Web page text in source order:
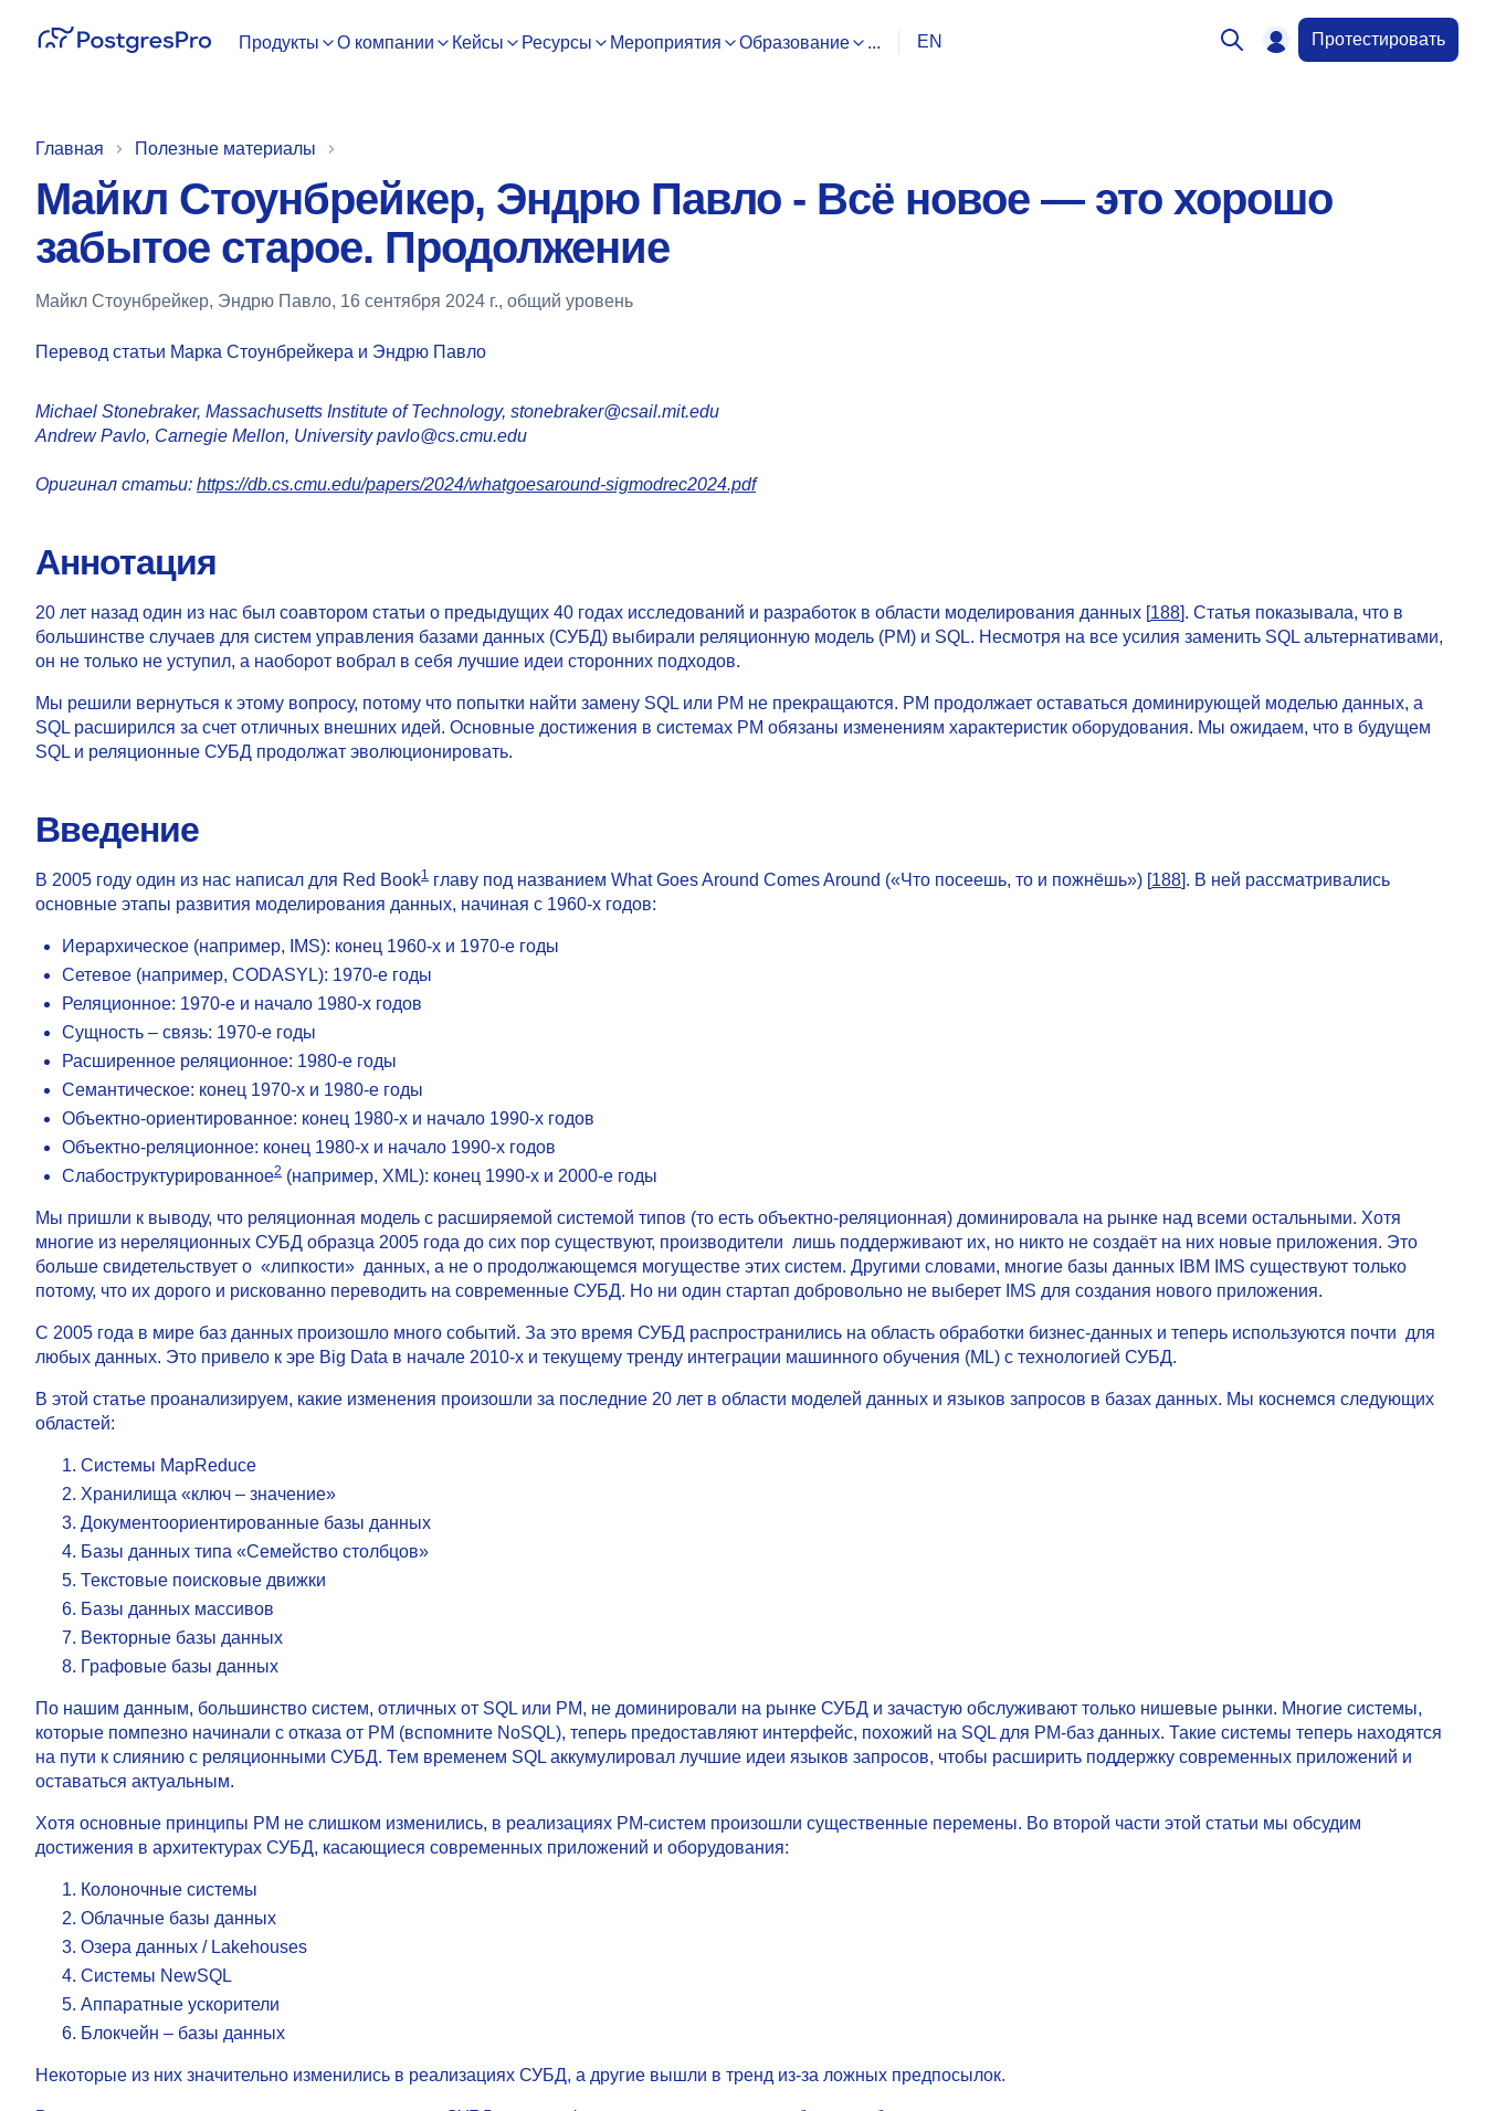
Продукты О компании Кейсы Ресурсы Мероприятия Образование ... EN Протестировать
Главная Полезные материалы
Майкл Стоунбрейкер, Эндрю Павло - Всё новое — это хорошо
забытое старое. Продолжение
Майкл Стоунбрейкер, Эндрю Павло, 16 сентября 2024 г., общий уровень
Перевод статьи Марка Стоунбрейкера и Эндрю Павло
Michael Stonebraker, Massachusetts Institute of Technology, stonebraker@csail.mit.edu
Andrew Pavlo, Carnegie Mellon, University pavlo@cs.cmu.edu
Оригинал статьи: https://db.cs.cmu.edu/papers/2024/whatgoesaround-sigmodrec2024.pdf
Аннотация
20 лет назад один из нас был соавтором статьи о предыдущих 40 годах исследований и разработок в области моделирования данных [188]. Статья показывала, что в
большинстве случаев для систем управления базами данных (СУБД) выбирали реляционную модель (РМ) и SQL. Несмотря на все усилия заменить SQL альтернативами,
он не только не уступил, а наоборот вобрал в себя лучшие идеи сторонних подходов.
Мы решили вернуться к этому вопросу, потому что попытки найти замену SQL или РМ не прекращаются. РM продолжает оставаться доминирующей моделью данных, а
SQL расширился за счет отличных внешних идей. Основные достижения в системах РM обязаны изменениям характеристик оборудования. Мы ожидаем, что в будущем
SQL и реляционные СУБД продолжат эволюционировать.
Введение
В 2005 году один из нас написал для Red Book1 главу под названием What Goes Around Comes Around («Что посеешь, то и пожнёшь») [188]. В ней рассматривались
основные этапы развития моделирования данных, начиная с 1960-х годов:
Иерархическое (например, IMS): конец 1960-х и 1970-е годы
Сетевое (например, CODASYL): 1970-е годы
Реляционное: 1970-е и начало 1980-х годов
Сущность – связь: 1970-е годы
Расширенное реляционное: 1980-е годы
Семантическое: конец 1970-х и 1980-е годы
Объектно-ориентированное: конец 1980-х и начало 1990-х годов
Объектно-реляционное: конец 1980-х и начало 1990-х годов
Слабоструктурированное2 (например, XML): конец 1990-х и 2000-е годы
Мы пришли к выводу, что реляционная модель с расширяемой системой типов (то есть объектно-реляционная) доминировала на рынке над всеми остальными. Хотя
многие из нереляционных СУБД образца 2005 года до сих пор существуют, производители лишь поддерживают их, но никто не создаёт на них новые приложения. Это
больше свидетельствует о «липкости» данных, а не о продолжающемся могуществе этих систем. Другими словами, многие базы данных IBM IMS существуют только
потому, что их дорого и рискованно переводить на современные СУБД. Но ни один стартап добровольно не выберет IMS для создания нового приложения.
С 2005 года в мире баз данных произошло много событий. За это время СУБД распространились на область обработки бизнес-данных и теперь используются почти для
любых данных. Это привело к эре Big Data в начале 2010-х и текущему тренду интеграции машинного обучения (ML) с технологией СУБД.
В этой статье проанализируем, какие изменения произошли за последние 20 лет в области моделей данных и языков запросов в базах данных. Мы коснемся следующих
областей:
Системы MapReduce
Хранилища «ключ – значение»
Документоориентированные базы данных
Базы данных типа «Семейство столбцов»
Текстовые поисковые движки
Базы данных массивов
Векторные базы данных
Графовые базы данных
По нашим данным, большинство систем, отличных от SQL или РM, не доминировали на рынке СУБД и зачастую обслуживают только нишевые рынки. Многие системы,
которые помпезно начинали с отказа от РM (вспомните NoSQL), теперь предоставляют интерфейс, похожий на SQL для РM-баз данных. Такие системы теперь находятся
на пути к слиянию с реляционными СУБД. Тем временем SQL аккумулировал лучшие идеи языков запросов, чтобы расширить поддержку современных приложений и
оставаться актуальным.
Хотя основные принципы РM не слишком изменились, в реализациях РМ-систем произошли существенные перемены. Во второй части этой статьи мы обсудим
достижения в архитектурах СУБД, касающиеся современных приложений и оборудования:
Колоночные системы
Облачные базы данных
Озера данных / Lakehouses
Системы NewSQL
Аппаратные ускорители
Блокчейн – базы данных
Некоторые из них значительно изменились в реализациях СУБД, а другие вышли в тренд из-за ложных предпосылок.